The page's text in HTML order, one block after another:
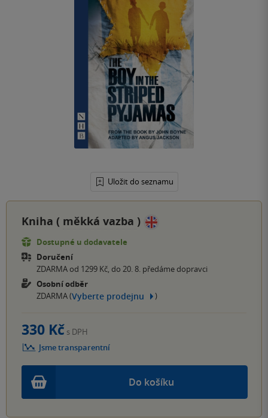
Uložit do seznamu
Kniha ( měkká vazba )
Dostupné u dodavatele
Doručení
ZDARMA od 1299 Kč, do 20. 8. předáme dopravci
Osobní odběr
ZDARMA (Vyberte prodejnu )
Do košíku
330 Kč s DPH
Jsme transparentní